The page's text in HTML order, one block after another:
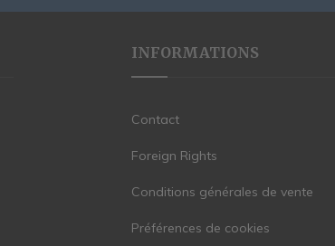
INFORMATIONS
Contact
Foreign Rights
Conditions générales de vente
Préférences de cookies